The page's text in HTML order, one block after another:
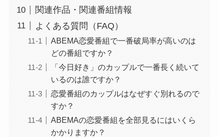
関連作品・関連番組情報
よくある質問（FAQ）
ABEMA恋愛番組で一番破局率が高いのは
どの番組ですか？
「今日好き」のカップルで一番長く続いて
いるのは誰ですか？
恋愛番組のカップルはなぜすぐ別れるので
すか？
ABEMAの恋愛番組を全部見るにはいくら
かかりますか？